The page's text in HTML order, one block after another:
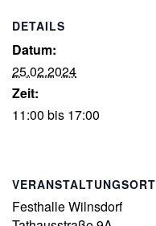
DETAILS
Datum:
25.02.2024
Zeit:
11:00 bis 17:00
VERANSTALTUNGSORT
Festhalle Wilnsdorf